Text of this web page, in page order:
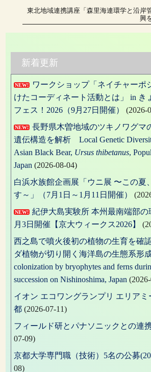
ゲ
ー
シ
ョ
稿:
次東北地域連携講座「森里海連環学と沿岸
興
新着更新
NEW!
ワークショップ「ネイチャーポ
けたコーディネート活動とは」 in
フェス！2026（9月27日開催）
(2026-
NEW!
長野県木曽地域のツキノワグマ
遺伝構造を解析 Local Genetic
Asian Black Bear, Ursus thibetanus,
Japan (2026-08-04)
白浜水族館企画展「ウニ展 〜この夏
す～」（7月1日～1月11日開催）
NEW!
紀伊大島実験所 本州最南端部の
月3日開催【京大ウィークス2026】
西之島で噴火後初の植物の生育を確
ダ植物が切り開く海洋島の生態系形
colonization by bryophytes and ferns
succession on Nishinoshima, Japan
イオン エコワングランプリ エリアミ
都 (2026-07-11)
フィールド研とパナソニックとの連
07-09)
京都大学専門職（技術）5名の公募
08)